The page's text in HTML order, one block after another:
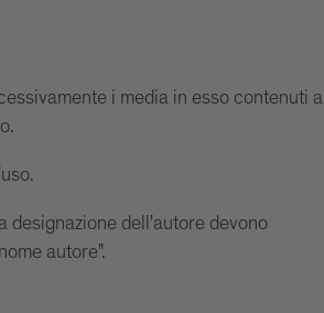
i media in esso contenuti a
designazione dell'autore devono
autore".